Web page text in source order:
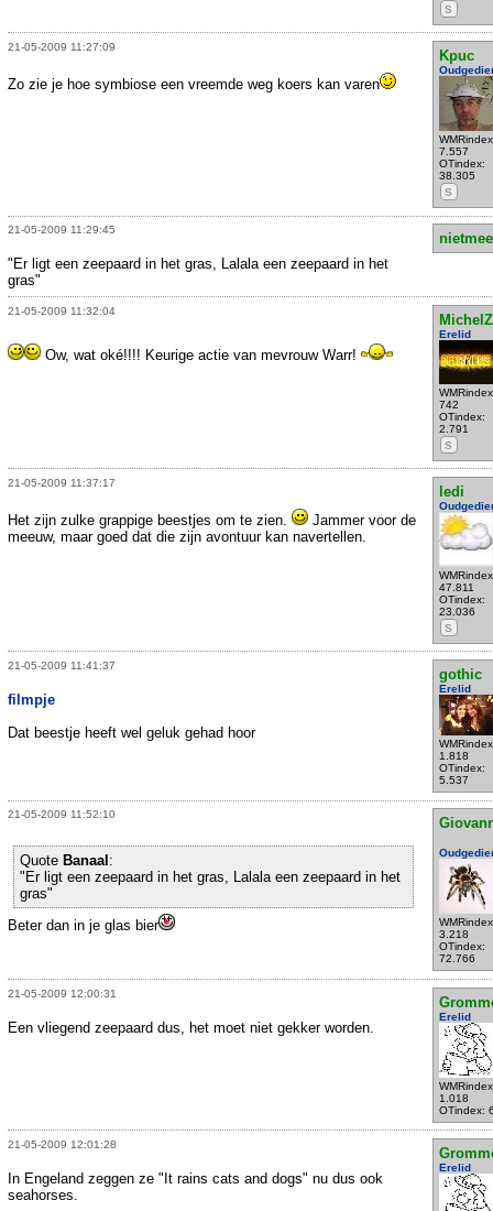
S
21-05-2009 11:27:09
Kpuc
7.557
OTindex:
38.305
S
Zo zie je hoe symbiose een vreemde weg koers kan varen
21-05-2009 11:29:45
"Er ligt een zeepaard in het gras, Lalala een zeepaard in het
gras"
21-05-2009 11:32:04
MichelZ
Erelid
742
OTindex:
2.791
S
Ow, wat oké!!!! Keurige actie van mevrouw Warr!
21-05-2009 11:37:17
ledi
47.811
OTindex:
23.036
S
Het zijn zulke grappige beestjes om te zien.
Jammer voor de
meeuw, maar goed dat die zijn avontuur kan navertellen.
21-05-2009 11:41:37
gothic
Erelid
1.818
OTindex:
5.537
filmpje
Dat beestje heeft wel geluk gehad hoor
21-05-2009 11:52:10
3.218
OTindex:
72.766
Quote Banaal :
"Er ligt een zeepaard in het gras, Lalala een zeepaard in het
gras"
Beter dan in je glas bier
21-05-2009 12:00:31
Erelid
1.018
OTindex:
Een vliegend zeepaard dus, het moet niet gekker worden.
21-05-2009 12:01:28
Erelid
In Engeland zeggen ze "It rains cats and dogs" nu dus ook
seahorses.